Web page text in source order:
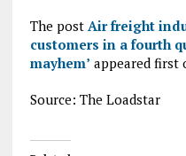
The post Air freight
customers in a fourth
mayhem’ appeared first
Source: The Loadstar